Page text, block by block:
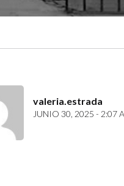
valeria.estrada
JUNIO 30, 2025 - 2:07